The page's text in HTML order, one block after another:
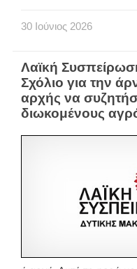
30 Ιούνιος 2026
Λαϊκή
Σχόλιο για την
αρχής να
διωκομένους